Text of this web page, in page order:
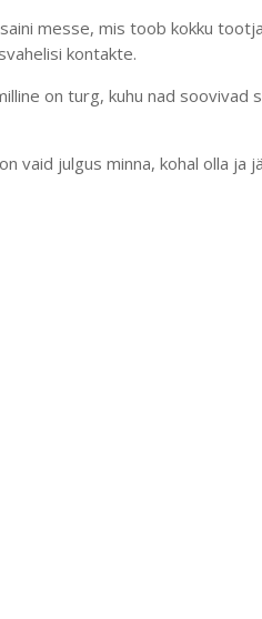
messe, mis toob kokku
kontakte.
on turg, kuhu nad soovivad
vaid julgus minna, kohal olla ja